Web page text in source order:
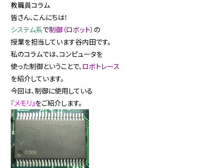
教職員コラム
皆さん、こんにちは！
システム系で制御（ロボット） の
授業を担当しています谷内田です。
私のコラムでは、コンピュータを
使った制御ということで、ロボトレース
を紹介しています。
今回は、制御に使用している
『メモリ』をご紹介します。